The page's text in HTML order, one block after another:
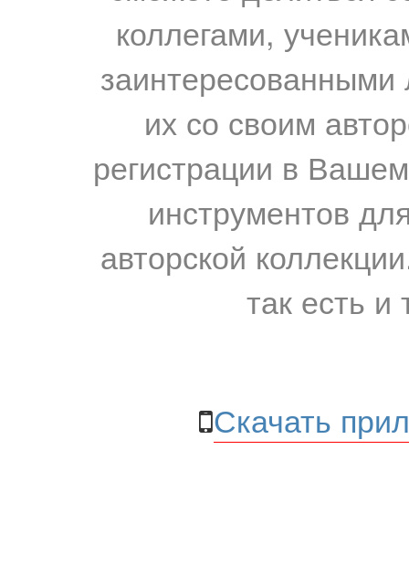
коллегами,
их со своим
регистрации в
инструментов
авторской
так есть и
Скачать